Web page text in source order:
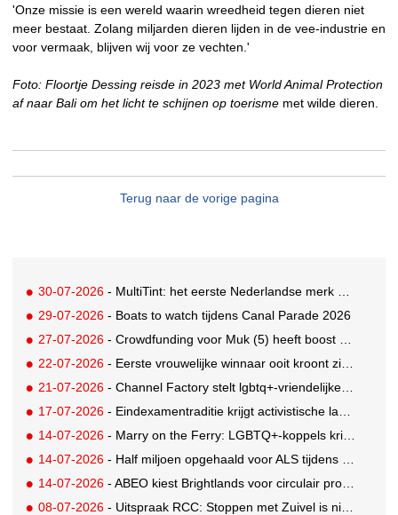
'Onze missie is een wereld waarin wreedheid tegen dieren niet
meer bestaat. Zolang miljarden dieren lijden in de vee-industrie en
voor vermaak, blijven wij voor ze vechten.'
Foto: Floortje Dessing reisde in 2023 met World Animal Protection
af naar Bali om het licht te schijnen op toerisme met wilde dieren.
Terug naar de vorige pagina
30-07-2026 - MultiTint: het eerste Nederlandse merk voor inclusieve wond- en sportverzorging
29-07-2026 - Boats to watch tijdens Canal Parade 2026
27-07-2026 - Crowdfunding voor Muk (5) heeft boost gekregen door BN'ers
22-07-2026 - Eerste vrouwelijke winnaar ooit kroont zich tot beste grunter van Nederland
21-07-2026 - Channel Factory stelt lgbtq+-vriendelijke inclusion list beschikbaar
17-07-2026 - Eindexamentraditie krijgt activistische lading tegen menstruatiearmoede
14-07-2026 - Marry on the Ferry: LGBTQ+-koppels krijgen de kans om hun huwelijksgeloften te hernieuwen op een wel heel bijzondere locatie
14-07-2026 - Half miljoen opgehaald voor ALS tijdens eerste Rotterdamse TriALSon
14-07-2026 - ABEO kiest Brightlands voor circulair productontwerp in de sportsector
08-07-2026 - Uitspraak RCC: Stoppen met Zuivel is niet misleidend